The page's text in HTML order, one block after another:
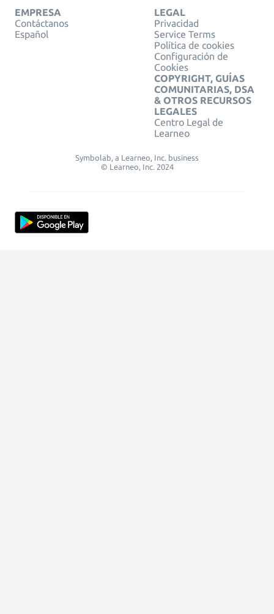
EMPRESA
Contáctanos
Español
LEGAL
Privacidad
Service Terms
Política de cookies
Configuración de
Cookies
COPYRIGHT, GUÍAS
COMUNITARIAS, DSA
& OTROS RECURSOS
LEGALES
Centro Legal de
Learneo
Symbolab, a Learneo, Inc. business
© Learneo, Inc. 2024